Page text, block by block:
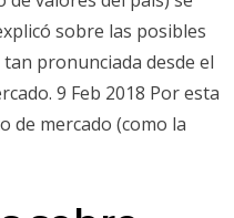
sobre las posibles
pronunciada desde el
9 Feb 2018 Por esta
de mercado (como la